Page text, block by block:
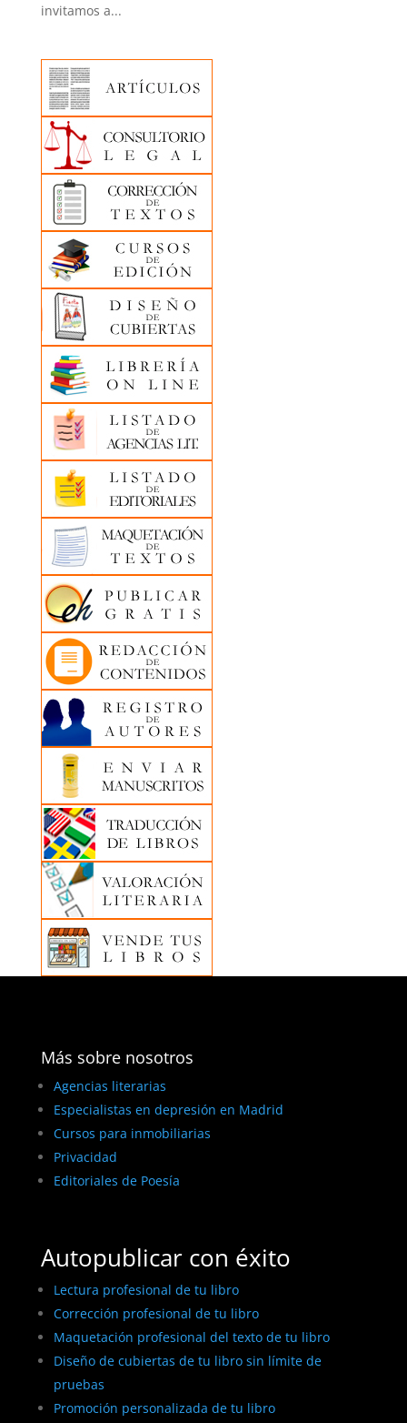
invitamos a...
Más sobre nosotros
Agencias literarias
Especialistas en depresión en Madrid
Cursos para inmobiliarias
Privacidad
Editoriales de Poesía
Autopublicar con éxito
Lectura profesional de tu libro
Corrección profesional de tu libro
Maquetación profesional del texto de tu libro
Diseño de cubiertas de tu libro sin límite de
pruebas
Promoción personalizada de tu libro